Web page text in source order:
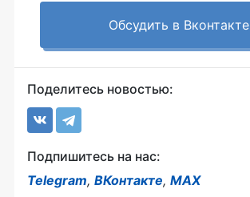
Обсудить в Вконтакте
Поделитесь новостью:
Подпишитесь на нас:
Telegram, ВКонтакте, MAX